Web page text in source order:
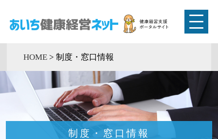
HOME > 制度・窓口情報
制度・窓口情報